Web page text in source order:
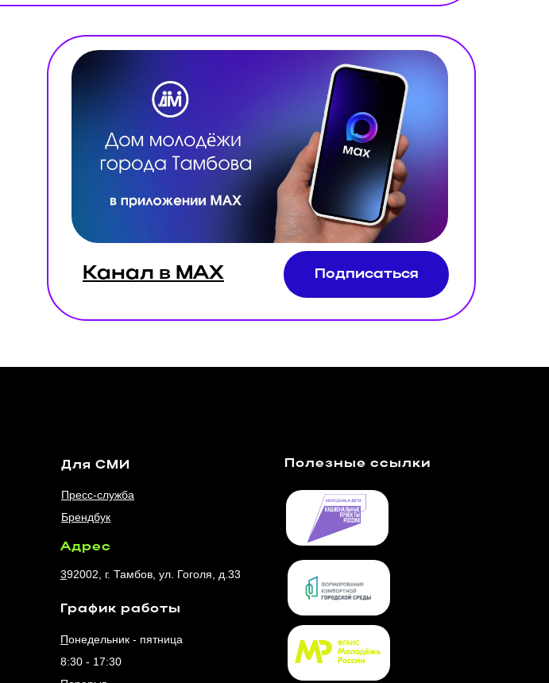
Канал в MAX Подписаться
Для СМИ Полезные ссылки
Пресс-служба
Брендбук
Адрес
392002, г. Тамбов, ул. Гоголя, д.33
График работы
Понедельник - пятница
8:30 - 17:30